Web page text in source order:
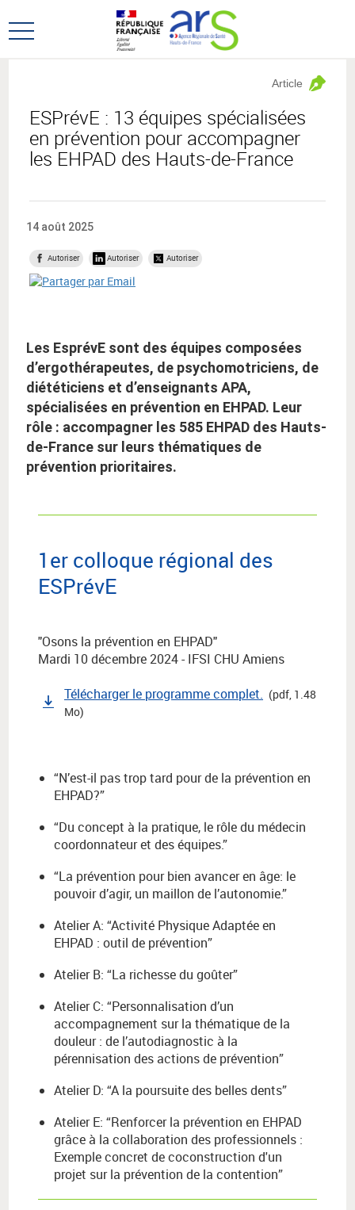
au
menu
au
contenu
Ouvrir
ESPrévE : 13 équipes spécialisées
en prévention pour accompagner
les EHPAD des Hauts-de-France
Article
14 août 2025
Autoriser Autoriser Autoriser
Les EsprévE sont des équipes composées
d’ergothérapeutes, de psychomotriciens, de
diététiciens et d’enseignants APA,
spécialisées en prévention en EHPAD. Leur
rôle : accompagner les 585 EHPAD des Hauts-
de-France sur leurs thématiques de
prévention prioritaires.
1er colloque régional des
ESPrévE
"Osons la prévention en EHPAD"
Mardi 10 décembre 2024 - IFSI CHU Amiens
Télécharger le programme complet. (pdf, 1.48
Mo)
“N’est-il pas trop tard pour de la prévention en
EHPAD?”
“Du concept à la pratique, le rôle du médecin
coordonnateur et des équipes.”
“La prévention pour bien avancer en âge: le
pouvoir d’agir, un maillon de l’autonomie.”
Atelier A: “Activité Physique Adaptée en
EHPAD : outil de prévention”
Atelier B: “La richesse du goûter”
Atelier C: “Personnalisation d’un
accompagnement sur la thématique de la
douleur : de l’autodiagnostic à la
pérennisation des actions de prévention”
Atelier D: “A la poursuite des belles dents”
Atelier E: “Renforcer la prévention en EHPAD
grâce à la collaboration des professionnels :
Exemple concret de coconstruction d'un
projet sur la prévention de la contention”